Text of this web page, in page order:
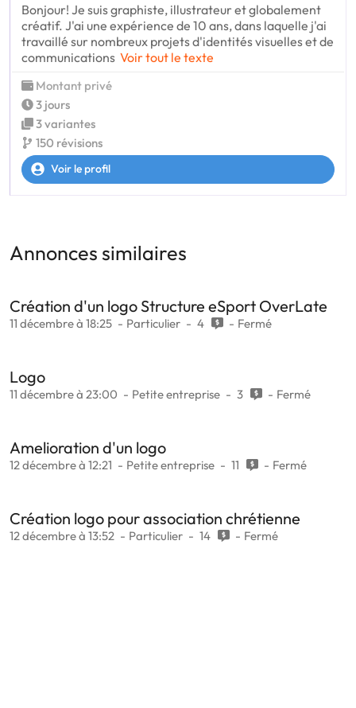
Bonjour! Je suis graphiste, illustrateur et globalement
créatif. J'ai une expérience de 10 ans, dans laquelle j'ai
travaillé sur nombreux projets d'identités visuelles et de
communications Voir tout le texte
Montant privé
3 jours
3 variantes
150 révisions
Voir le profil
Annonces similaires
Création d'un logo Structure eSport OverLate
11 décembre à 18:25 Particulier 4 Fermé
Logo
11 décembre à 23:00 Petite entreprise 3 Fermé
Amelioration d'un logo
12 décembre à 12:21 Petite entreprise 11 Fermé
Création logo pour association chrétienne
12 décembre à 13:52 Particulier 14 Fermé